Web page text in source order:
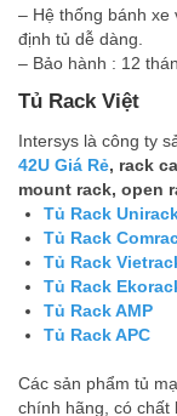
– Hệ thống bánh xe
định tủ dễ dàng.
– Bảo hành : 12
Tủ Rack Việt
Intersys là công ty
42U Giá Rẻ, rack
mount rack, open
Tủ Rack
Tủ Rack
Tủ Rack
Tủ Rack
Tủ Rack AMP
Tủ Rack APC
Các sản phẩm tủ
chính hãng, có chất